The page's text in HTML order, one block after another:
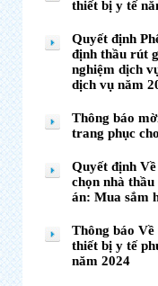
thiết bị y tế
Quyết định
định thầu rút
nghiệm dịch
dịch vụ năm
Thông báo
trang phục
Quyết định
chọn nhà
án: Mua sắm
Thông báo
thiết bị y tế
năm 2024